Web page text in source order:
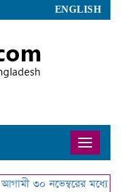
ENGLISH
Toggle
আগামী ৩০ নভেম্বরের মধ্যে